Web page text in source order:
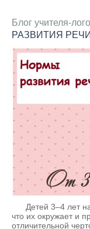
Блог учителя-
РАЗВИТИЯ
Детей 3–4 лет
что их окружает и
отличительной